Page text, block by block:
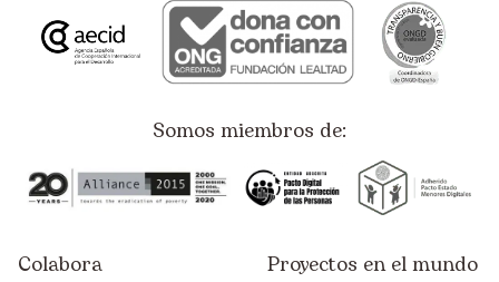
Somos miembros de:
Colabora Proyectos en el mundo